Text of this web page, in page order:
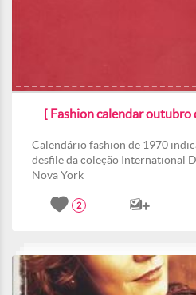
[ Fashion calendar outubro
Calendário fashion de 1970
desfile da coleção International
Nova York
2